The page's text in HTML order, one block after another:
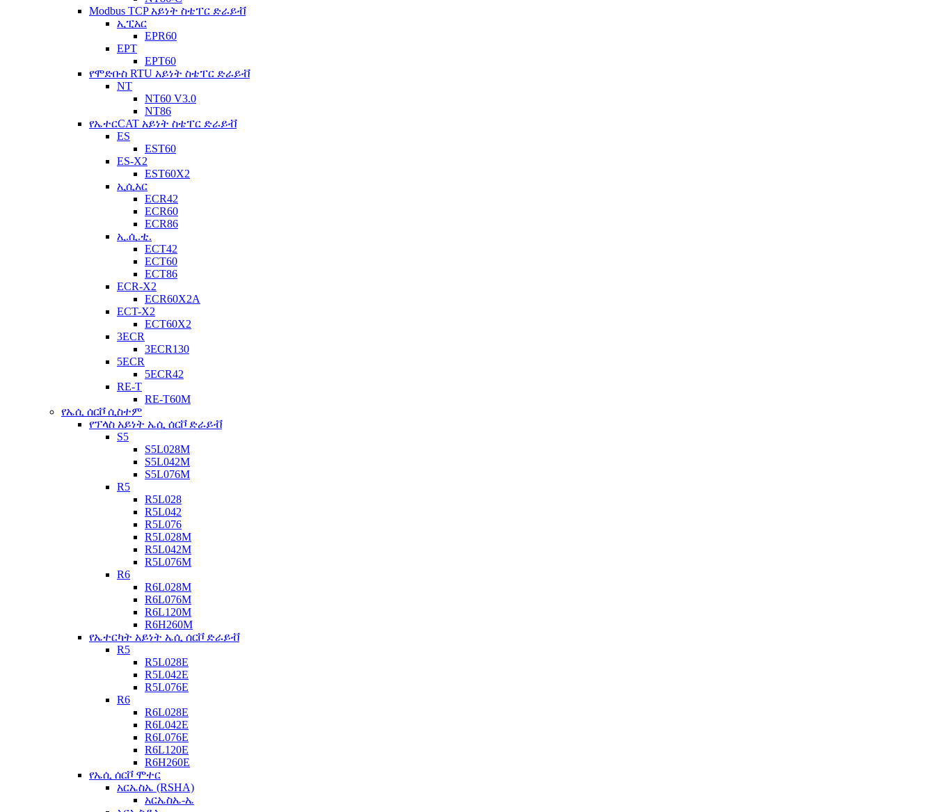
Modbus TCP አይነት ስቴፐር ድራይቭ
ኢፒአር
EPR60
EPT
EPT60
የሞድቡስ RTU አይነት ስቴፐር ድራይቭ
NT
NT60 V3.0
NT86
የኤተርCAT አይነት ስቴፐር ድራይቭ
ES
EST60
ES-X2
EST60X2
ኢሲአር
ECR42
ECR60
ECR86
ኢ.ሲ.ቲ.
ECT42
ECT60
ECT86
ECR-X2
ECR60X2A
ECT-X2
ECT60X2
3ECR
3ECR130
5ECR
5ECR42
RE-T
RE-T60M
የኤሲ ሰርቮ ሲስተም
የፕላስ አይነት ኤሲ ሰርቮ ድራይቭ
S5
S5L028M
S5L042M
S5L076M
R5
R5L028
R5L042
R5L076
R5L028M
R5L042M
R5L076M
R6
R6L028M
R6L076M
R6L120M
R6H260M
የኤተርካት አይነት ኤሲ ሰርቮ ድራይቭ
R5
R5L028E
R5L042E
R5L076E
R6
R6L028E
R6L042E
R6L076E
R6L120E
R6H260E
የኤሲ ሰርቮ ሞተር
አርኤስኤ (RSHA)
አርኤስኤ-ኤ